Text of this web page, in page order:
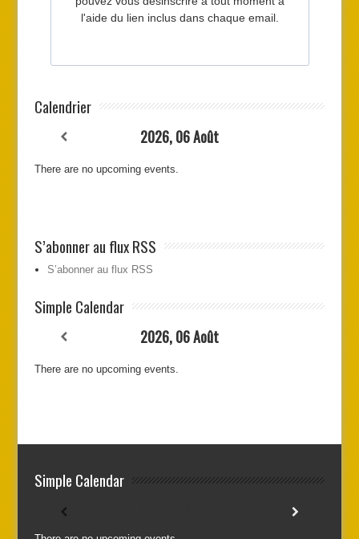
Calendrier
2026, 06 Août
There are no upcoming events.
S’abonner au flux RSS
S’abonner au flux RSS
Simple Calendar
2026, 06 Août
There are no upcoming events.
Simple Calendar